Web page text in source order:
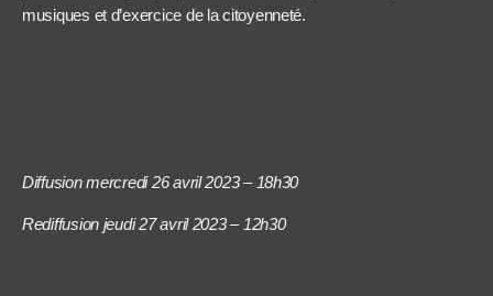
musiques et d’exercice de la citoyenneté.
Diffusion mercredi 26 avril 2023 – 18h30
Rediffusion jeudi 27 avril 2023 – 12h30